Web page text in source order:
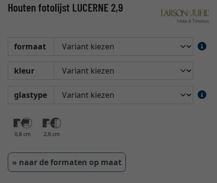
Houten fotolijst LUCERNE 2,9
formaat
kleur
glastype
0,8 cm 2,8 cm
» naar de formaten op maat